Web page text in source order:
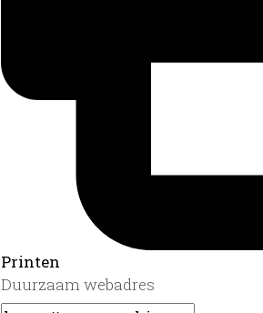
Printen
Duurzaam webadres